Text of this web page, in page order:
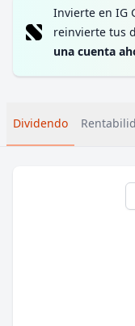
Invierte en IG
reinvierte tus
una cuenta
Dividendo